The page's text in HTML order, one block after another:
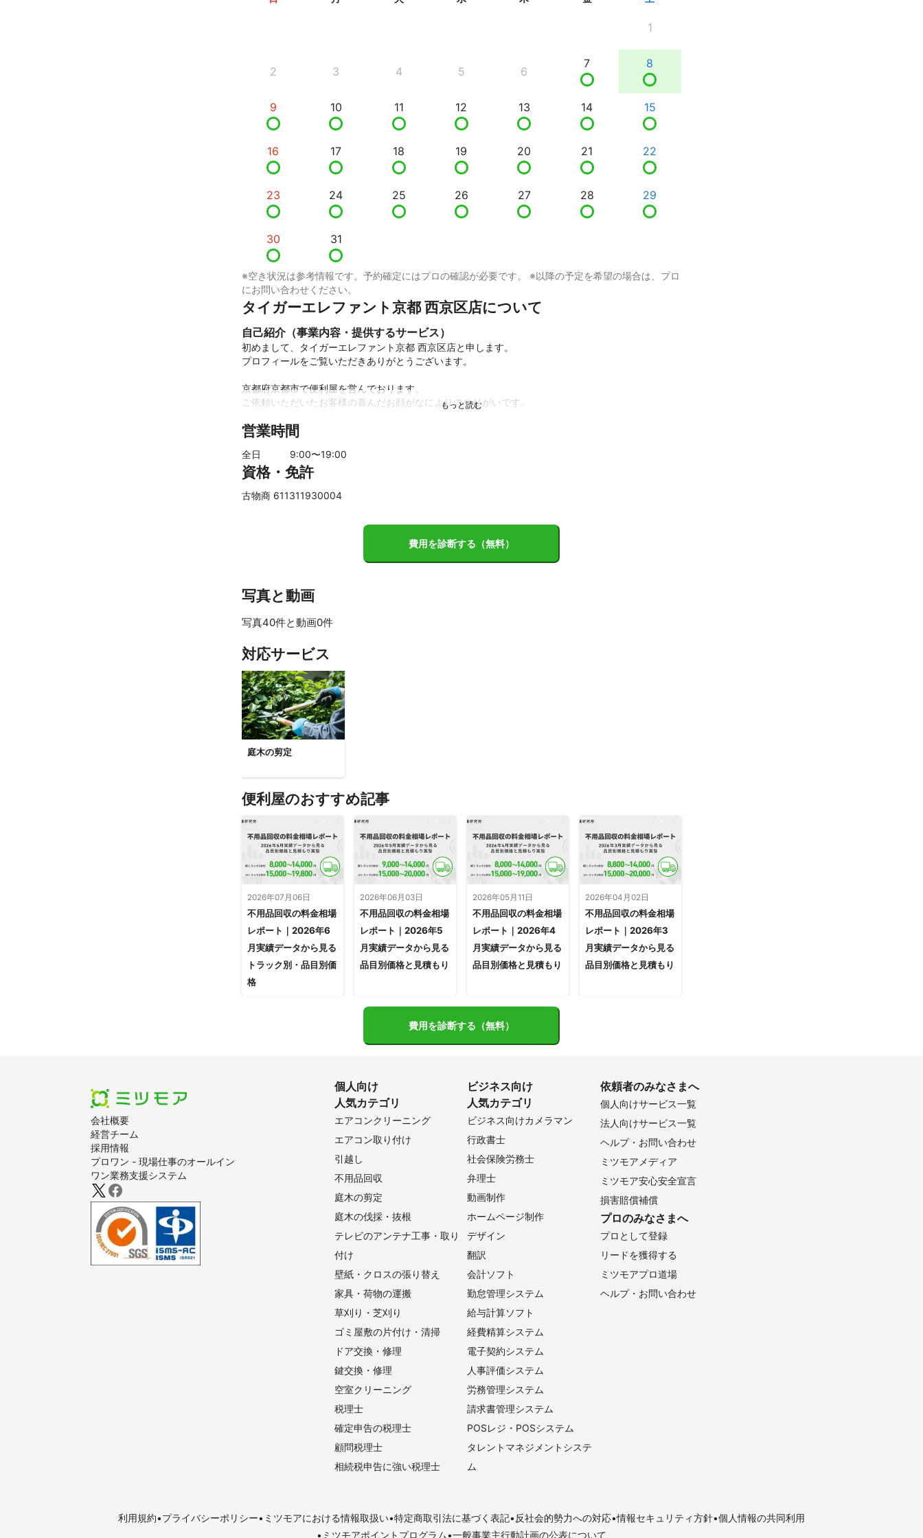
1
2 3 4 5 6
7 8
9 10 11 12 13 14 15
16 17 18 19 20 21 22
23 24 25 26 27 28 29
30 31
※空き状況は参考情報です。予約確定にはプロの確認が必要です。 ※以降の予定を希望の場合は、プロ
にお問い合わせください。
タイガーエレファント京都 西京区店について
自己紹介（事業内容・提供するサービス）
初めまして、タイガーエレファント京都 西京区店と申します。
プロフィールをご覧いただきありがとうございます。
京都府京都市で便利屋を営んでおります。
ご依頼いただいたお客様の喜んだお顔がなによりのやりがいです。
サービスに特化したスタッフが、豊富な知識と経験を活かし最適な作業を行います。
ミツモアのチャット上よりご連絡をお待ちしております。
営業時間
全日 9:00〜19:00
資格・免許
古物商 611311930004
費用を診断する（無料）
写真と動画
写真40件と動画0件
対応サービス
庭木の剪定
便利屋のおすすめ記事
2026年07月06日
不用品回収の料金相場
レポート｜2026年6
月実績データから見る
トラック別・品目別価
格
2026年06月03日
不用品回収の料金相場
レポート｜2026年5
月実績データから見る
品目別価格と見積もり
2026年05月11日
不用品回収の料金相場
レポート｜2026年4
月実績データから見る
品目別価格と見積もり
2026年04月02日
不用品回収の料金相場
レポート｜2026年3
月実績データから見る
品目別価格と見積もり
費用を診断する（無料）
会社概要
経営チーム
採用情報
プロワン - 現場仕事のオールイン
ワン業務支援システム
個人向け
人気カテゴリ
エアコンクリーニング
エアコン取り付け
引越し
不用品回収
庭木の剪定
庭木の伐採・抜根
テレビのアンテナ工事・取り
付け
壁紙・クロスの張り替え
家具・荷物の運搬
草刈り・芝刈り
ゴミ屋敷の片付け・清掃
ドア交換・修理
鍵交換・修理
空室クリーニング
税理士
確定申告の税理士
顧問税理士
相続税申告に強い税理士
ビジネス向け
人気カテゴリ
ビジネス向けカメラマン
行政書士
社会保険労務士
弁理士
動画制作
ホームページ制作
デザイン
翻訳
会計ソフト
勤怠管理システム
給与計算ソフト
経費精算システム
電子契約システム
人事評価システム
労務管理システム
請求書管理システム
POSレジ・POSシステム
タレントマネジメントシステ
ム
依頼者のみなさまへ
個人向けサービス一覧
法人向けサービス一覧
ヘルプ・お問い合わせ
ミツモアメディア
ミツモア安心安全宣言
損害賠償補償
プロのみなさまへ
プロとして登録
リードを獲得する
ミツモアプロ道場
ヘルプ・お問い合わせ
利用規約 プライバシーポリシー ミツモアにおける情報取扱い 特定商取引法に基づく表記 反社会的勢力への対応 情報セキュリティ方針 個人情報の共同利用
ミツモアポイントプログラム 一般事業主行動計画の公表について